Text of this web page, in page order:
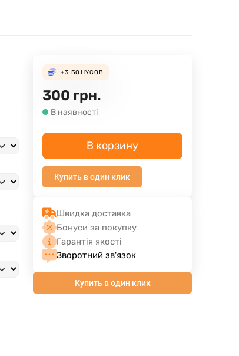
+3 БОНУСОВ
300 грн.
В наявності
В корзину
Купить в один клик
Швидка доставка
Бонуси за покупку
Гарантія якості
Зворотний зв'язок
Купить в один клик